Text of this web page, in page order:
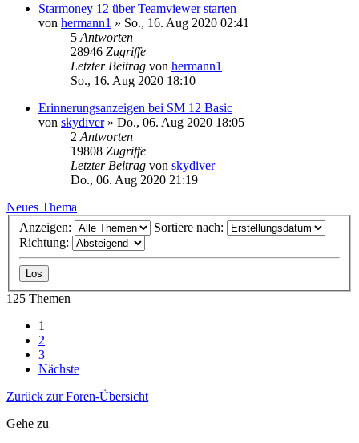
Starmoney 12 über Teamviewer starten
von hermann1 » So., 16. Aug 2020 02:41
5 Antworten
28946 Zugriffe
Letzter Beitrag von hermann1
So., 16. Aug 2020 18:10
Erinnerungsanzeigen bei SM 12 Basic
von skydiver» Do., 06. Aug 2020 18:05
2 Antworten
19808 Zugriffe
Letzter Beitrag von skydiver
Do., 06. Aug 2020 21:19
Neues Thema
Anzeigen:
Sortiere nach:
Richtung:
125 Themen
1
2
3
Nächste
Zurück zur Foren-Übersicht
Gehe zu